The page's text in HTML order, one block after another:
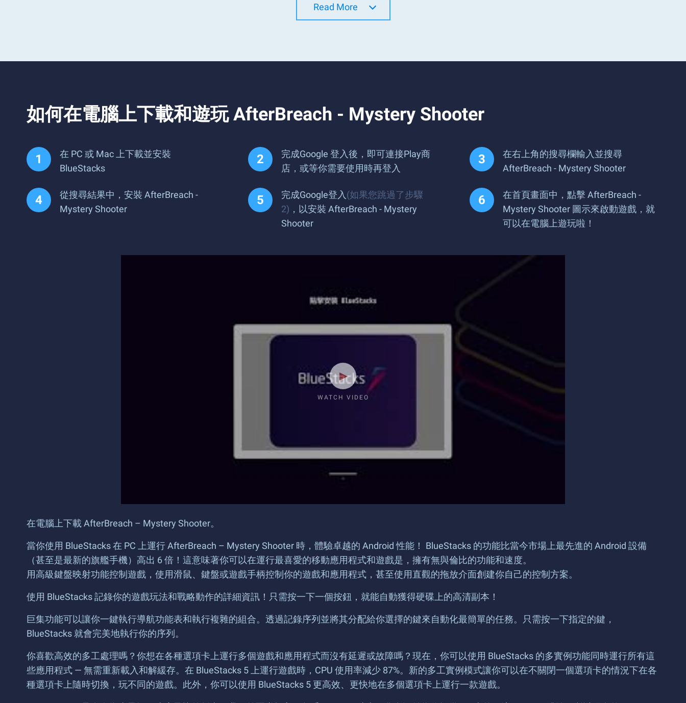
Read More
如何在電腦上下載和遊玩 AfterBreach - Mystery Shooter
在 PC 或 Mac 上下載並安裝
BlueStacks
完成Google 登入後，即可連接Play商
店，或等你需要使用時再登入
在右上角的搜尋欄輸入並搜尋
AfterBreach - Mystery Shooter
從搜尋結果中，安裝 AfterBreach -
Mystery Shooter
完成Google登入 (如果您跳過了步驟
2) ，以安裝 AfterBreach - Mystery
Shooter
在首頁畫面中，點擊 AfterBreach -
Mystery Shooter 圖示來啟動遊戲，就
可以在電腦上遊玩啦！
WATCH VIDEO
在電腦上下載 AfterBreach – Mystery Shooter。
當你使用 BlueStacks 在 PC 上運行 AfterBreach – Mystery Shooter 時，體驗卓越的 Android 性能！ BlueStacks 的功能比當今市場上最先進的 Android 設備
（甚至是最新的旗艦手機）高出 6 倍！這意味著你可以在運行最喜愛的移動應用程式和遊戲是，擁有無與倫比的功能和速度。
用高級鍵盤映射功能控制遊戲，使用滑鼠、鍵盤或遊戲手柄控制你的遊戲和應用程式，甚至使用直觀的拖放介面創建你自己的控制方案。
使用 BlueStacks 記錄你的遊戲玩法和戰略動作的詳細資訊！只需按一下一個按鈕，就能自動獲得硬碟上的高清副本！
巨集功能可以讓你一鍵執行導航功能表和執行複雜的組合。透過記錄序列並將其分配給你選擇的鍵來自動化最簡單的任務。只需按一下指定的鍵，
BlueStacks 就會完美地執行你的序列。
你喜歡高效的多工處理嗎？你想在各種選項卡上運行多個遊戲和應用程式而沒有延遲或故障嗎？現在，你可以使用 BlueStacks 的多實例功能同時運行所有這
些應用程式 — 無需重新載入和解緩存。在 BlueStacks 5 上運行遊戲時，CPU 使用率減少 87%。新的多工實例模式讓你可以在不關閉一個選項卡的情況下在各
種選項卡上隨時切換，玩不同的遊戲。此外，你可以使用 BlueStacks 5 更高效、更快地在多個選項卡上運行一款遊戲。